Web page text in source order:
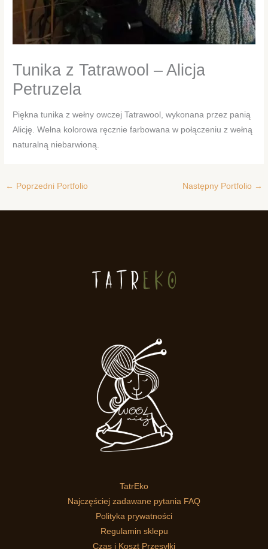
Tunika z Tatrawool – Alicja
Petruzela
Piękna tunika z wełny owczej Tatrawool, wykonana przez panią
Alicję. Wełna kolorowa ręcznie farbowana w połączeniu z wełną
naturalną niebarwioną.
← Poprzedni Portfolio Następny Portfolio →
TatrEko
Najczęściej zadawane pytania FAQ
Polityka prywatności
Regulamin sklepu
Czas i Koszt Przesyłki